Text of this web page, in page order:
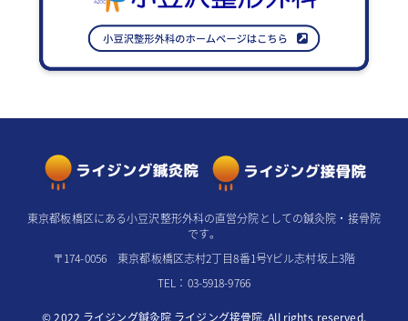
東京都板橋区にある小豆沢整形外科の直営分院としての鍼灸院・接骨院
です。
〒174-0056 東京都板橋区志村2丁目8番1号Yビル志村坂上3階
TEL：03-5918-9766
© 2022 ライジング鍼灸院 ライジング接骨院. All rights reserved.